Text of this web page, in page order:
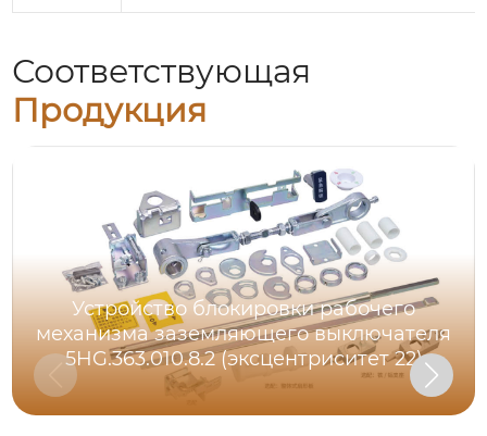
Соответствующая
Продукция
Устройство блокировки рабочего
механизма заземляющего выключателя
5HG.363.010.8.2 (эксцентриситет 22)